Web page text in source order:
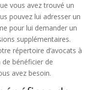
vous avez trouvé un
pouvez lui adresser un
pour lui demander un
supplémentaires.
répertoire d’avocats à
bénéficier de
avez besoin.